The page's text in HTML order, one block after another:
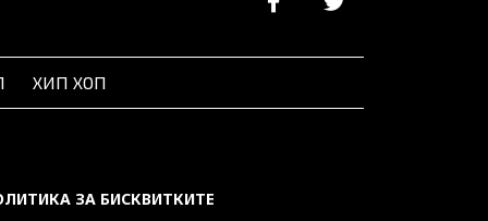
ХИП ХОП
ЗА БИСКВИТКИТЕ